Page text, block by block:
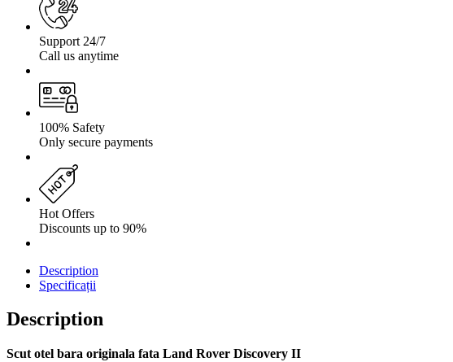
Support 24/7
Call us anytime
100% Safety
Only secure payments
Hot Offers
Discounts up to 90%
Description
Specificații
Description
Scut otel bara originala fata Land Rover Discovery II